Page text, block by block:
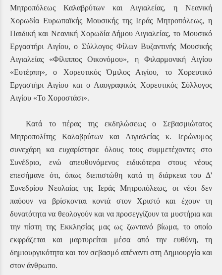
Μητροπόλεως Καλαβρύτων και Αιγιαλείας, η Νεανική
Χορωδία Ευρωπαϊκής Μουσικής της Ιεράς Μητροπόλεως, η
Παιδική και Νεανική Χορωδία Δήμου Αιγιαλείας, το Μουσικό
Εργαστήρι Αιγίου, ο Σύλλογος Φίλων Βυζαντινής Μουσικής
Αιγιαλείας «Φίλιππος Οικονόμου», η Φιλαρμονική Αιγίου
«Ευτέρπη», ο Χορευτικός Όμιλος Αιγίου, το Χορευτικό
Εργαστήρι Αιγίου και ο Λαογραφικός Χορευτικός Σύλλογος
Αιγίου «Το Χοροστάσι».
Κατά το πέρας της εκδηλώσεως ο Σεβασμιώτατος
Μητροπολίτης Καλαβρύτων και Αιγιαλείας κ. Ιερώνυμος
συνεχάρη κα ευχαρίστησε όλους τους συμμετέχοντες στο
Συνέδριο, ενώ απευθυνόμενος ειδικότερα στους νέους
επεσήμανε ότι, όπως διεπιστώθη κατά τη διάρκεια του Δ'
Συνεδρίου Νεολαίας της Ιεράς Μητροπόλεως, οι νέοι δεν
παύουν να βρίσκονται κοντά στον Χριστό και έχουν τη
δυνατότητα να θεολογούν και να προσεγγίζουν τα μυστήρια και
την πίστη της Εκκλησίας μας ως ζωντανό βίωμα, το οποίο
εκφράζεται και μαρτυρείται μέσα από την ευθύνη, τη
δημιουργικότητα και τον σεβασμό απέναντι στη Δημιουργία και
στον άνθρωπο.